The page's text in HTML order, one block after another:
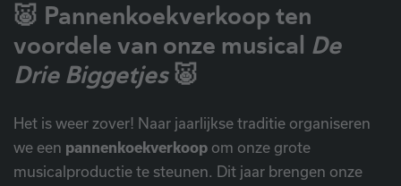
🐷 Pannenkoekverkoop ten
voordele van onze musical De
Drie Biggetjes🐷
Het is weer zover! Naar jaarlijkse traditie organiseren
we een pannenkoekverkoop om onze grote
musicalproductie te steunen. Dit jaar brengen onze